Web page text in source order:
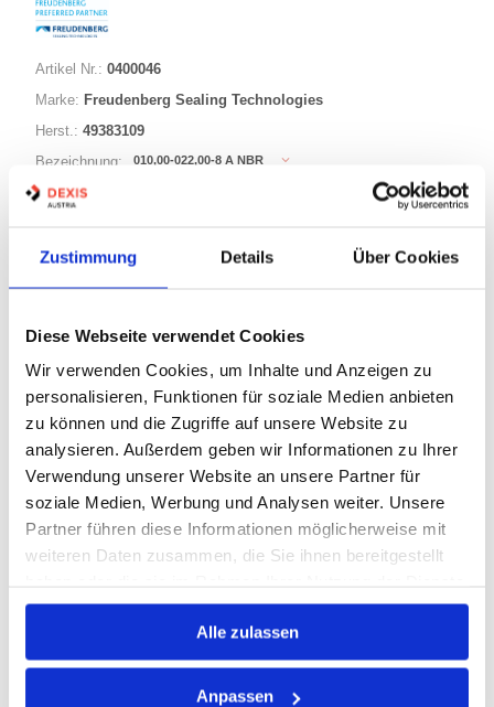
Zustimmung Details Über Cookies
Diese Webseite verwendet Cookies
Wir verwenden Cookies, um Inhalte und Anzeigen zu
personalisieren, Funktionen für soziale Medien anbieten
zu können und die Zugriffe auf unsere Website zu
analysieren. Außerdem geben wir Informationen zu Ihrer
Verwendung unserer Website an unsere Partner für
soziale Medien, Werbung und Analysen weiter. Unsere
Partner führen diese Informationen möglicherweise mit
weiteren Daten zusammen, die Sie ihnen bereitgestellt
gesammelt haben.
Alle zulassen
Anpassen
Artikel Nr.: 0400046
Marke: Freudenberg Sealing Technologies
Herst.: 49383109
Bezeichnung:
010,00-022,00-8 A NBR
Innen Ø:
Bauform: A
125 Varianten
STK Warenkorb
Auf Lager
Print
ALLE SPEZIFIKATIONEN
VARIANTEN